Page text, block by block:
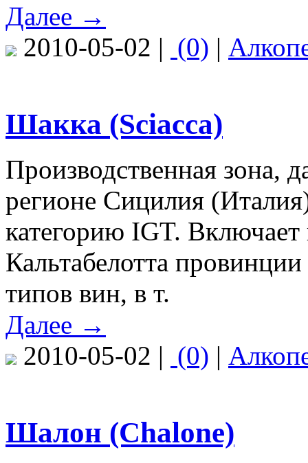
Далее →
2010-05-02 | (0) |
Шакка (Sciacca)
Производственная зона,
регионе Сицилия
категорию IGT.
Кальтабелотта
типов вин, в т.
Далее →
2010-05-02 | (0) |
Шалон (Chalone)